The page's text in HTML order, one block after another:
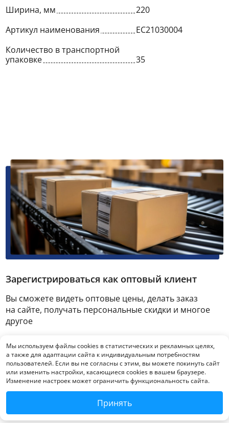
Ширина, мм
220
Артикул наименования
EC21030004
Количество в транспортной
упаковке
35
Зарегистрироваться как оптовый клиент
Вы сможете видеть оптовые цены, делать заказ
на сайте, получать персональные скидки и многое
другое
Зарегистрироваться
Мы используем файлы cookies в статистических и рекламных целях,
а также для адаптации сайта к индивидуальным потребностям
пользователей. Если вы не согласны с этим, вы можете покинуть сайт
или изменить настройки, касающиеся cookies в вашем браузере.
Изменение настроек может ограничить функциональность сайта.
Принять